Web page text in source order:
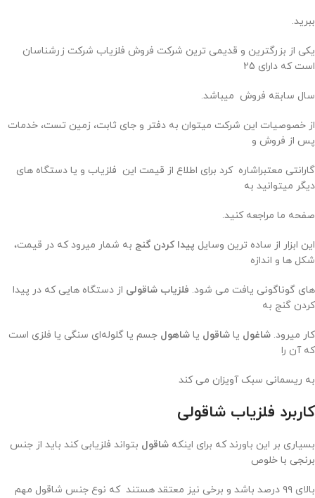
ببرید.
یکی از بزرگترین و قدیمی ترین شرکت فروش فلزیاب شرکت زرشناسان
است که دارای 25
سال سابقه فروش میباشد.
از خصوصیات این شرکت میتوان به دفتر و جای ثابت، زمین تست، خدمات
پس از فروش و
گارانتی معتبراشاره کرد برای اطلاع از قیمت این فلزیاب و یا دستگاه های
دیگر میتوانید به
صفحه ما مراجعه کنید.
این ابزار از ساده ترین وسایل پیدا کردن گنج به شمار میرود که در قیمت،
شکل ها و اندازه
های گوناگونی یافت می شود. فلزیاب شاقولی از دستگاه هایی که در پیدا
کردن گنج به
کار میرود. شاغول یا شاقول یا شاهول جسم یا گلوله‌ای سنگی یا فلزی است
که آن را
به ریسمانی سبک آویزان می کند
کاربرد فلزیاب شاقولی
بسیاری بر این باورند که برای اینکه شاقول بتواند فلزیابی کند باید از جنس
برنجی با خلوص
بالای ۹۹ درصد باشد و برخی نیز معتقد هستند که نوع جنس شاقول مهم